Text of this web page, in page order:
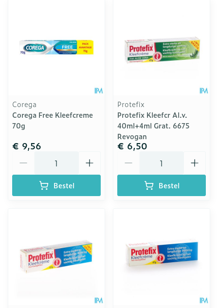
Corega
Corega Free Kleefcreme
70g
€ 9,56
Bestel
Protefix
Protefix Kleefcr Al.v.
40ml+4ml Grat. 6675
Revogan
€ 6,50
Bestel